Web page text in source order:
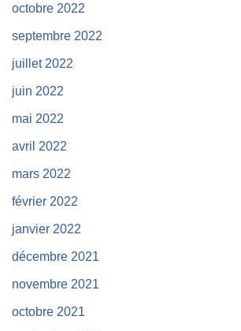
octobre 2022
septembre 2022
juillet 2022
juin 2022
mai 2022
avril 2022
mars 2022
février 2022
janvier 2022
décembre 2021
novembre 2021
octobre 2021